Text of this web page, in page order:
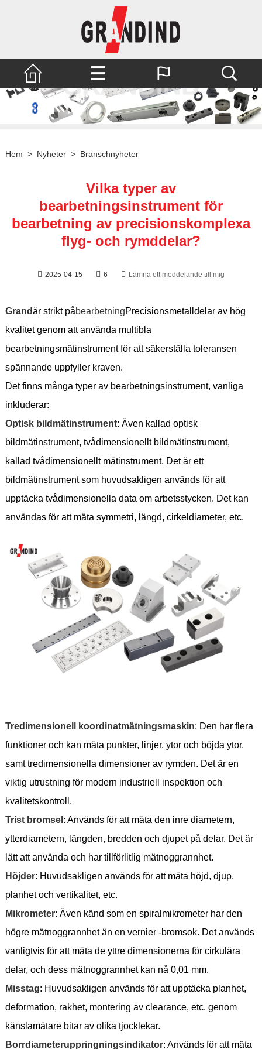
Hem > Nyheter > Branschnyheter
Vilka typer av
bearbetningsinstrument för
bearbetning av precisionskomplexa
flyg- och rymddelar?
2025-04-15 6 Lämna ett meddelande till mig
Grandär strikt påbearbetningPrecisionsmetalldelar av hög
kvalitet genom att använda multibla
bearbetningsmätinstrument för att säkerställa toleransen
spännande uppfyller kraven.
Det finns många typer av bearbetningsinstrument, vanliga
inkluderar:
Optisk bildmätinstrument: Även kallad optisk
bildmätinstrument, tvådimensionellt bildmätinstrument,
kallad tvådimensionellt mätinstrument. Det är ett
bildmätinstrument som huvudsakligen används för att
upptäcka tvådimensionella data om arbetsstycken. Det kan
användas för att mäta symmetri, längd, cirkeldiameter, etc.
Tredimensionell koordinatmätningsmaskin: Den har flera
funktioner och kan mäta punkter, linjer, ytor och böjda ytor,
samt tredimensionella dimensioner av rymden. Det är en
viktig utrustning för modern industriell inspektion och
kvalitetskontroll.
Trist bromsel : Används för att mäta den inre diametern,
ytterdiametern, längden, bredden och djupet på delar. Det är
lätt att använda och har tillförlitlig mätnoggrannhet.
Höjder: Huvudsakligen används för att mäta höjd, djup,
planhet och vertikalitet, etc.
Mikrometer: Även känd som en spiralmikrometer har den
högre mätnoggrannhet än en vernier -bromsok. Det används
vanligtvis för att mäta de yttre dimensionerna för cirkulära
delar, och dess mätnoggrannhet kan nå 0,01 mm.
Misstag: Huvudsakligen används för att upptäcka planhet,
deformation, rakhet, montering av clearance, etc. genom
känslamätare bitar av olika tjocklekar.
Borrdiameteruppringningsindikator: Används för att mäta